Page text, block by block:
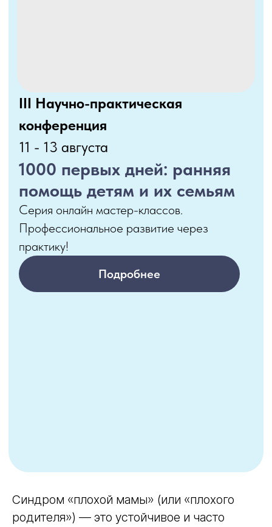
Синдром «плохой мамы» (или «плохого
родителя») — это устойчивое и часто